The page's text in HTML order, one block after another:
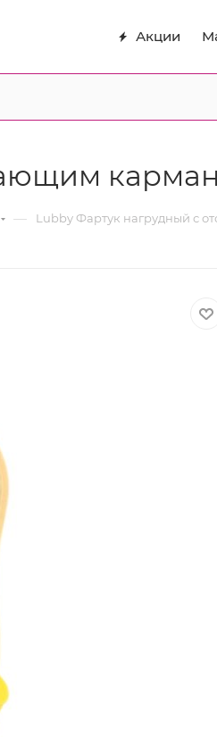
Акции
— Lubby Фартук нагрудный с